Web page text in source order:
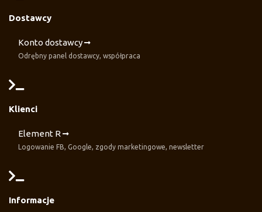
Dostawcy
Konto dostawcy
Odrębny panel dostawcy, współpraca
Klienci
Element R
Logowanie FB, Google, zgody marketingowe, newsletter
Informacje